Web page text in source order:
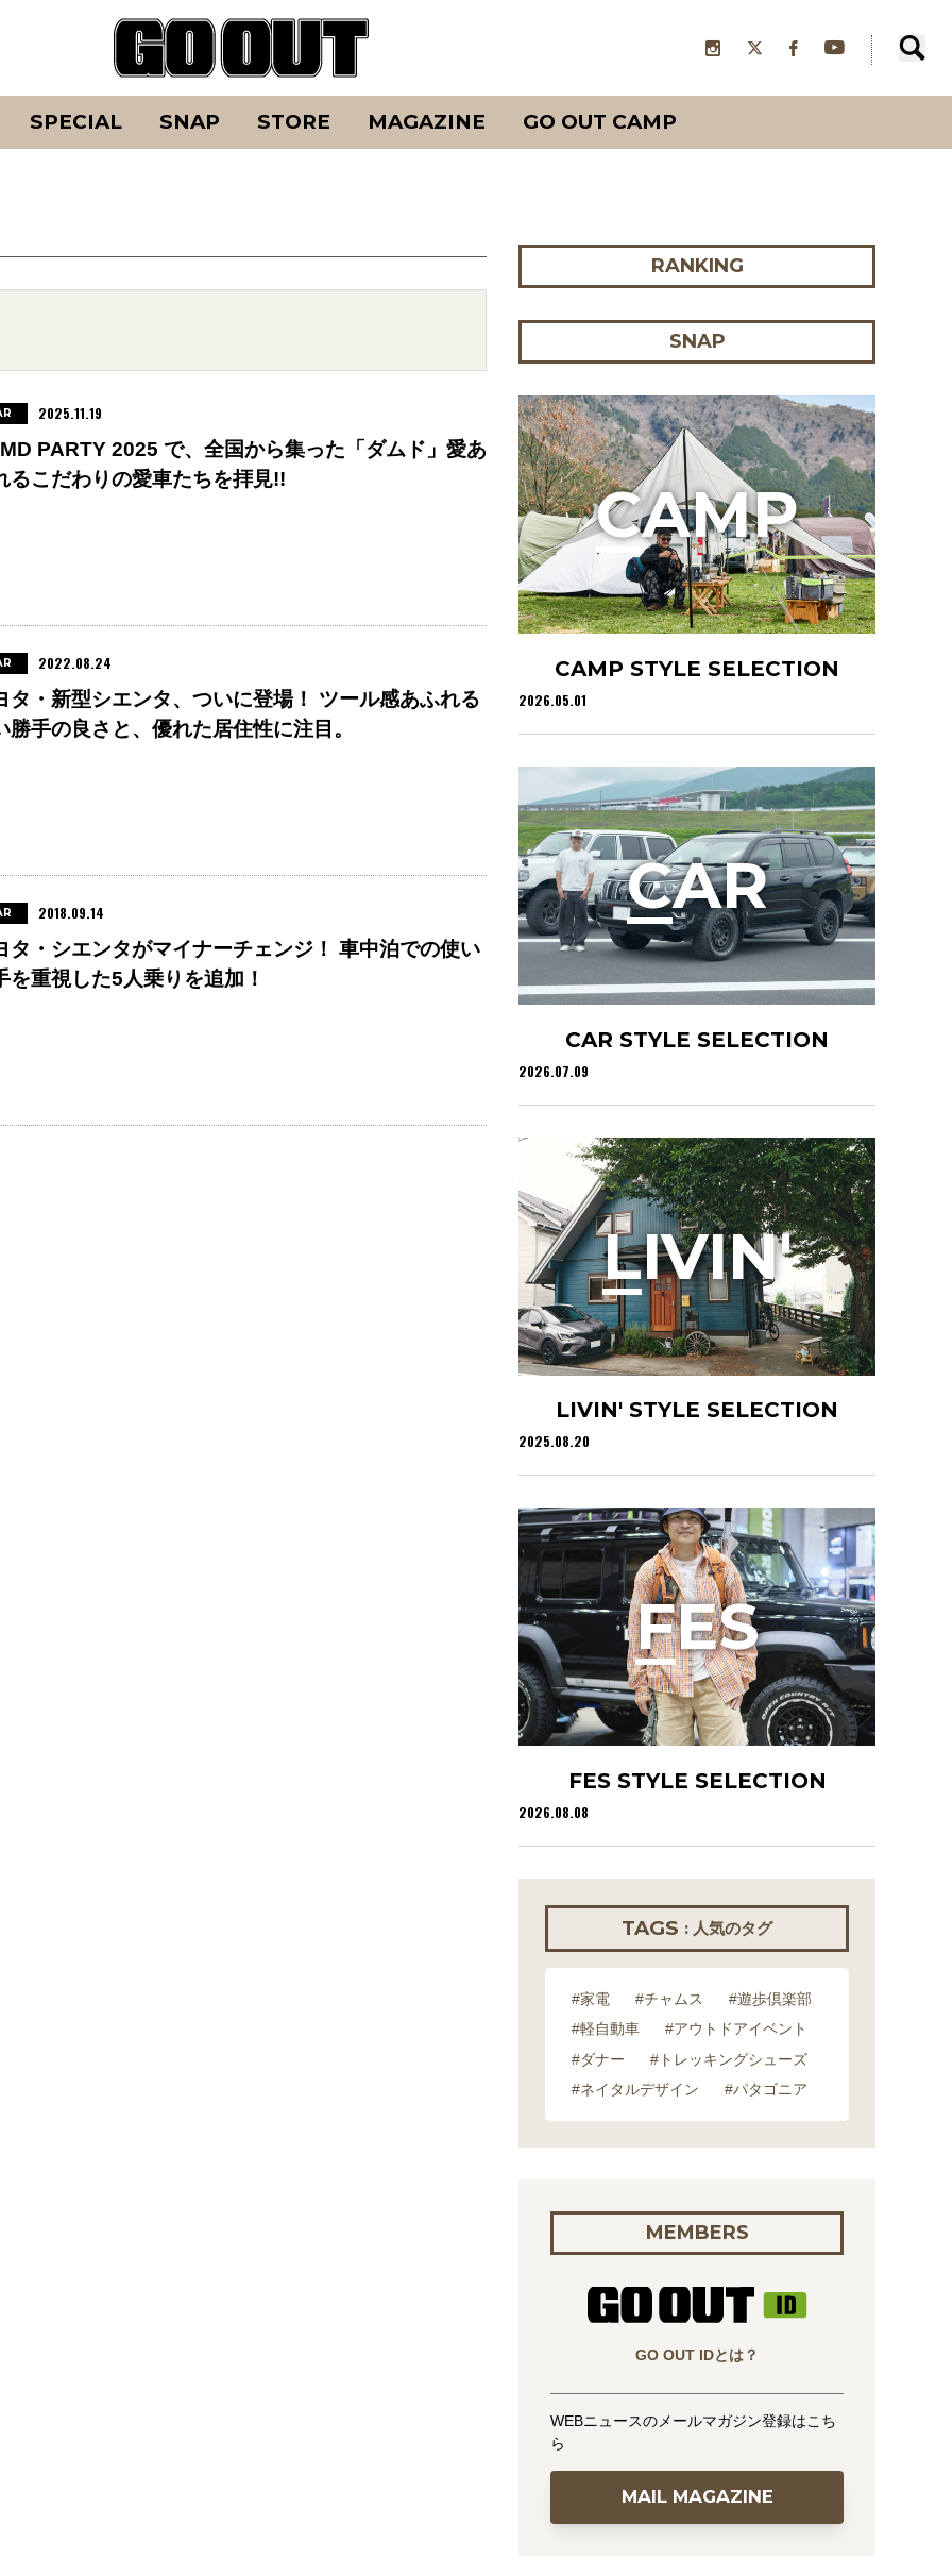
SPECIAL SNAP STORE MAGAZINE GO OUT CAMP
PARTY 2025 で、全国から集った「ダムド」愛あ
るこだわりの愛車たちを拝見!!
2025.11.19
タ・新型シエンタ、ついに登場！ ツール感あふれる
勝手の良さと、優れた居住性に注目。
2022.08.24
タ・シエンタがマイナーチェンジ！ 車中泊での使い
を重視した5人乗りを追加！
2018.09.14
RANKING
SNAP
CAMP STYLE SELECTION
2026.05.01
CAMP
CAR STYLE SELECTION
2026.07.09
CAR
LIVIN' STYLE SELECTION
2025.08.20
LIVIN'
FES STYLE SELECTION
2026.08.08
FES
TAGS : 人気のタグ
#家電 #チャムス
#遊歩倶楽部
#軽自動車
#アウトドアイベント
#ダナー
#トレッキングシューズ
#ネイタルデザイン
#パタゴニア
MEMBERS
GO OUT IDとは？
WEBニュースのメールマガジン登録はこち
ら
MAIL MAGAZINE